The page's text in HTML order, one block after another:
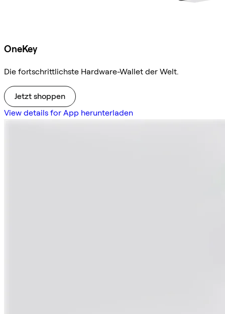
OneKey
Die fortschrittlichste Hardware-Wallet der Welt.
Jetzt shoppen
View details for App herunterladen